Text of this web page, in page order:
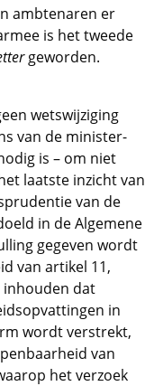
ambtenaren er
is het tweede
geworden.
wetswijziging
van de minister-
is – om niet
laatste inzicht van
van de
in de Algemene
gegeven wordt
van artikel 11,
inhouden dat
in
wordt verstrekt,
van
het verzoek